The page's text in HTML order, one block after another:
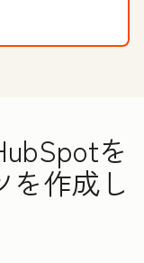
を
を作成し